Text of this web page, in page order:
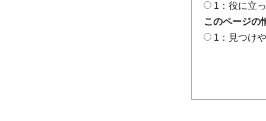
1：役に立
このページの
1：見つけ